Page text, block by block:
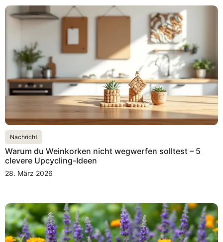
Nachricht
Warum du Weinkorken nicht wegwerfen solltest – 5
clevere Upcycling-Ideen
28. März 2026